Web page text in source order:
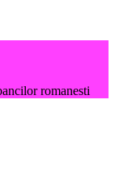
romanesti